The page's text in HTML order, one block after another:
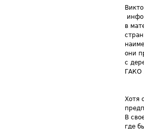
в
они
с
ГАКО
Хотя
В
где